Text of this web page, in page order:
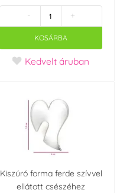
- +
KOSÁRBA
Kedvelt áruban
Kiszúró forma ferde szívvel
ellátott csészéhez